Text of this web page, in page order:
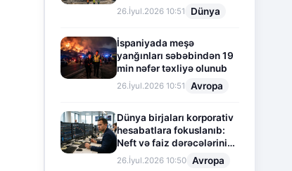
26.İyul.2026 10:51 Dünya
İspaniyada meşə
yanğınları səbəbindən 19
min nəfər təxliyə olunub
26.İyul.2026 10:51 Avropa
Dünya birjaları korporativ
hesabatlara fokuslanıb:
Neft və faiz dərəcələrinin
təsiri altında cari vəziyyət
26.İyul.2026 10:50 Avropa